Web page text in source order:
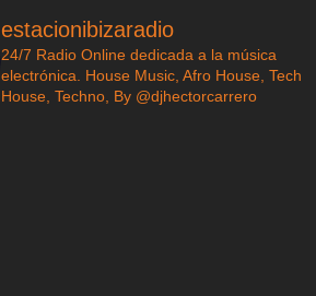
estacionibizaradio
24/7 Radio Online dedicada a la música
electrónica. House Music, Afro House, Tech
House, Techno, By @djhectorcarrero